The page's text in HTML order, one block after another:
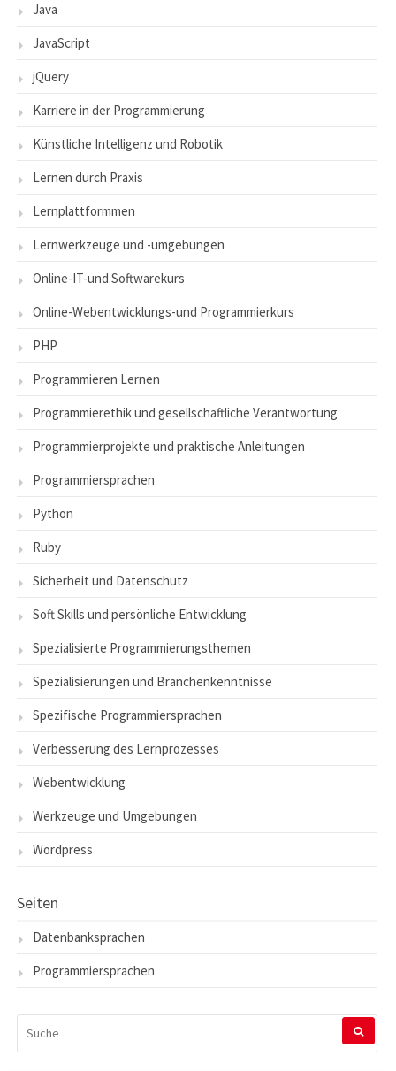
Java
JavaScript
jQuery
Karriere in der Programmierung
Künstliche Intelligenz und Robotik
Lernen durch Praxis
Lernplattformmen
Lernwerkzeuge und -umgebungen
Online-IT-und Softwarekurs
Online-Webentwicklungs-und Programmierkurs
PHP
Programmieren Lernen
Programmierethik und gesellschaftliche Verantwortung
Programmierprojekte und praktische Anleitungen
Programmiersprachen
Python
Ruby
Sicherheit und Datenschutz
Soft Skills und persönliche Entwicklung
Spezialisierte Programmierungsthemen
Spezialisierungen und Branchenkenntnisse
Spezifische Programmiersprachen
Verbesserung des Lernprozesses
Webentwicklung
Werkzeuge und Umgebungen
Wordpress
Seiten
Datenbanksprachen
Programmiersprachen
NACH: